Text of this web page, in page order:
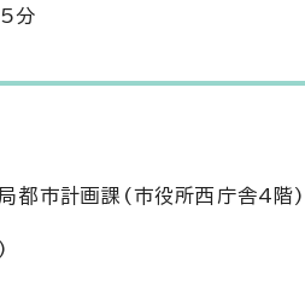
分
局都市計画課(市役所西庁舎4階)